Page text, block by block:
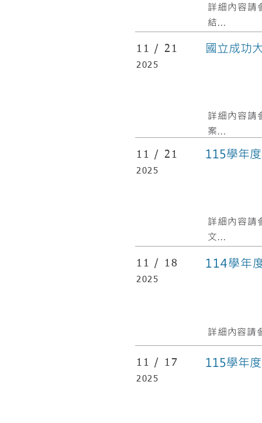
詳細內容請
結...
11 / 21
2025
115學年
詳細內容請
文...
11 / 21
2025
國立成功
詳細內容請
案...
11 / 18
2025
114學年
詳細內容請
11 / 17
2025
115學年